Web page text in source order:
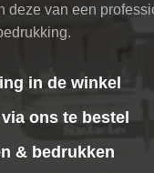
deze van een
in de winkel
ons te bestel
& bedrukken